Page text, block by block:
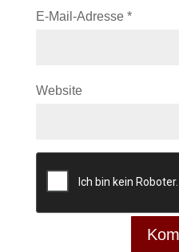
E-Mail-Adresse *
Website